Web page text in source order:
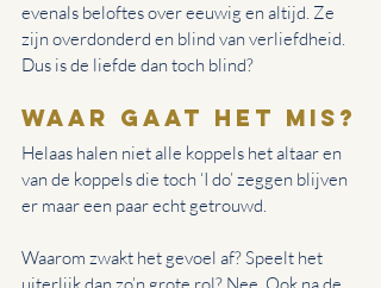
evenals beloftes over eeuwig en altijd. Ze
zijn overdonderd en blind van verliefdheid.
Dus is de liefde dan toch blind?
Waar gaat het mis?
Helaas halen niet alle koppels het altaar en
van de koppels die toch ‘I do’ zeggen blijven
er maar een paar echt getrouwd.
Waarom zwakt het gevoel af? Speelt het